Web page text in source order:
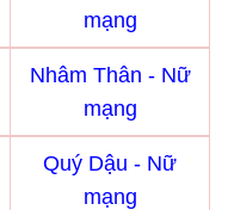
mạng
Nhâm Thân - Nữ
mạng
Quý Dậu - Nữ
mạng